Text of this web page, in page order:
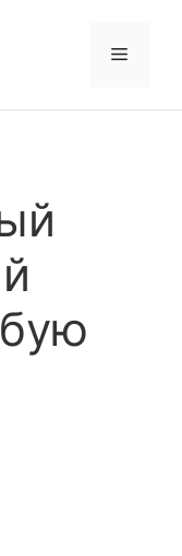
Меню